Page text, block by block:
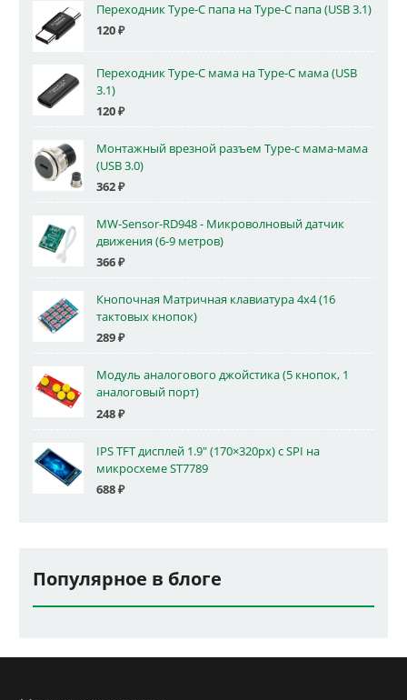
Переходник Type-C папа на Type-C папа (USB 3.1)
120₽
Переходник Type-C мама на Type-C мама (USB
3.1)
120₽
Монтажный врезной разъем Type-c мама-мама
(USB 3.0)
362₽
MW-Sensor-RD948 - Микроволновый датчик
движения (6-9 метров)
366₽
Кнопочная Матричная клавиатура 4x4 (16
тактовых кнопок)
289₽
Модуль аналогового джойстика (5 кнопок, 1
аналоговый порт)
248₽
IPS TFT дисплей 1.9" (170×320px) с SPI на
микросхеме ST7789
688₽
Популярное в блоге